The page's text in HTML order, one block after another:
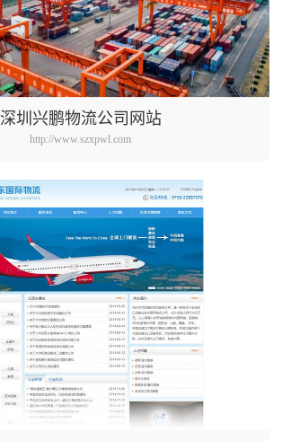
深圳兴鹏物流公司网站
http://www.szxpwl.com